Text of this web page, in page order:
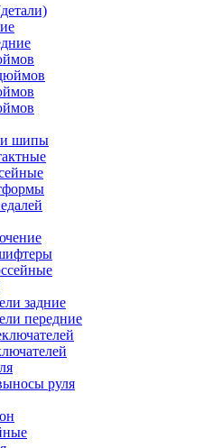
и шипы
задние
передние
руля